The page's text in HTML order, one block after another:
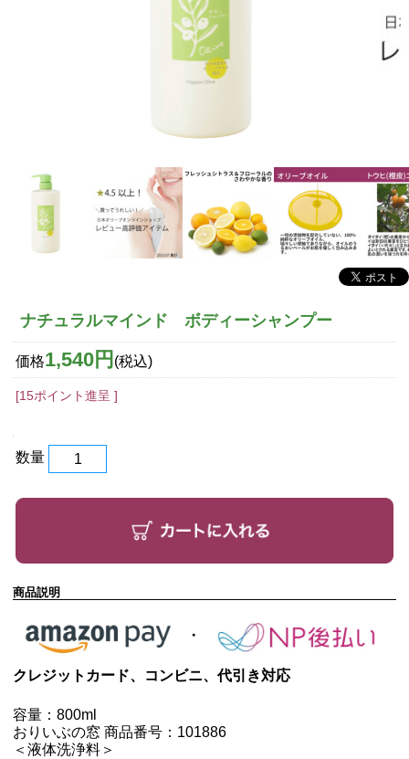
ナチュラルマインド ボディーシャンプー
価格1,540円 (税込)
[15ポイント進呈 ]
数量
商品説明
クレジットカード、コンビニ、代引き対応
容量：800ml
おりいぶの窓 商品番号：101886
＜液体洗浄料＞